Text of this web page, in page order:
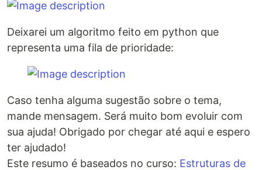
Deixarei um algoritmo feito em python que
representa uma fila de prioridade:
Caso tenha alguma sugestão sobre o tema,
mande mensagem. Será muito bom evoluir com
sua ajuda! Obrigado por chegar até aqui e espero
ter ajudado!
Este resumo é baseados no curso: Estruturas de